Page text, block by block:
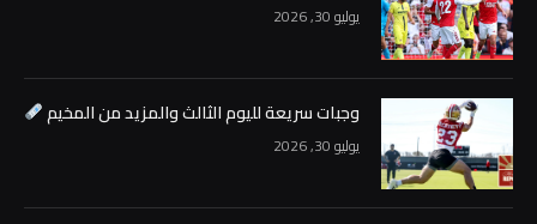
يوليو 30, 2026
وجبات سريعة لليوم الثالث والمزيد من المخيم
يوليو 30, 2026